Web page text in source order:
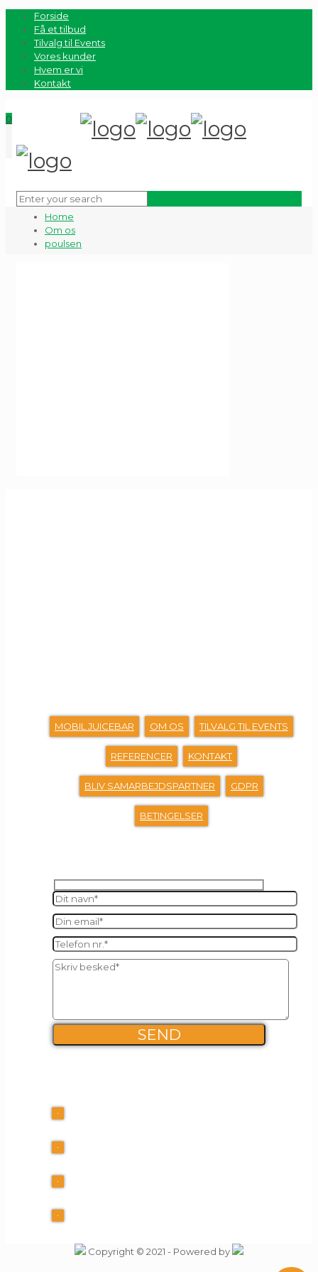
Forside
Få et tilbud
Tilvalg til Events
Vores kunder
Hvem er vi
Kontakt
0
Home
Om os
poulsen
MOBIL JUICEBAR OM OS TILVALG TIL EVENTS
REFERENCER KONTAKT
BLIV SAMARBEJDSPARTNER GDPR
BETINGELSER
Copyright © 2021 - Powered by